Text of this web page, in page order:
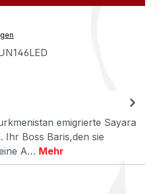
emigrierte Sayara
Ihr Boss Baris,den sie
A… Mehr